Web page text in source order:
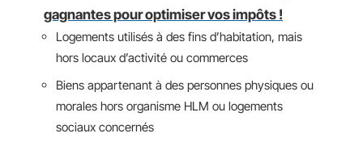
gagnantes pour optimiser vos impôts !
Logements utilisés à des fins d’habitation, mais
hors locaux d’activité ou commerces
Biens appartenant à des personnes physiques ou
morales hors organisme HLM ou logements
sociaux concernés